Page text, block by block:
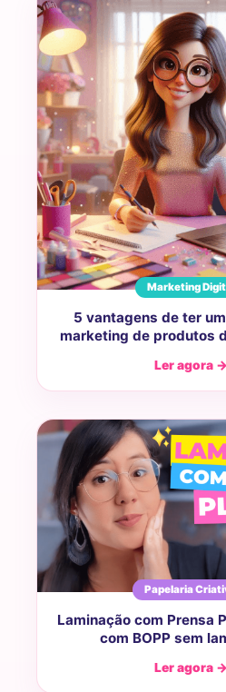
Marketing
5 vantagens de ter
marketing de produtos
Ler agora →
Papelaria
Laminação com Prensa
com BOPP sem
Ler agora →